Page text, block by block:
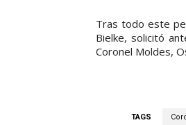
Tras todo este
Bielke, solicitó
Coronel Moldes,
TAGS